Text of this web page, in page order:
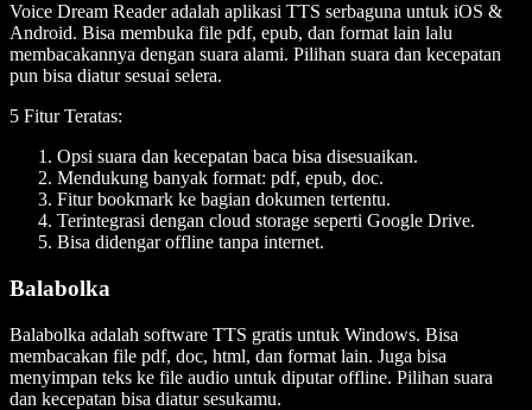
Voice Dream Reader adalah aplikasi TTS serbaguna untuk iOS &
Android. Bisa membuka file pdf, epub, dan format lain lalu
membacakannya dengan suara alami. Pilihan suara dan kecepatan
pun bisa diatur sesuai selera.
5 Fitur Teratas:
Opsi suara dan kecepatan baca bisa disesuaikan.
Mendukung banyak format: pdf, epub, doc.
Fitur bookmark ke bagian dokumen tertentu.
Terintegrasi dengan cloud storage seperti Google Drive.
Bisa didengar offline tanpa internet.
Balabolka
Balabolka adalah software TTS gratis untuk Windows. Bisa
membacakan file pdf, doc, html, dan format lain. Juga bisa
menyimpan teks ke file audio untuk diputar offline. Pilihan suara
dan kecepatan bisa diatur sesukamu.